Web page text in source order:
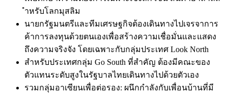
ำหรับโลกมุสลิม
นายกรัฐมนตรีและทีมเศรษฐกิจต้องเดินทางไปเจรจาการ
ค้าการลงทุนด้วยตนเองเพื่อสร้างความเชื่อมั่นและแสดง
ถึงความจริงจัง โดยเฉพาะกับกลุ่มประเทศ Look North
สำหรับประเทศกลุ่ม Go South ที่สำคัญ ต้องมีคณะของ
ตัวแทนระดับสูงในรัฐบาลไทยเดินทางไปด้วยตัวเอง
รวมกลุ่มอาเซียนเพื่อต่อรอง: ผนึกกำลังกับเพื่อนบ้านที่มี